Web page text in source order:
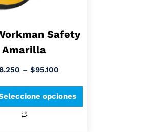
Safety
Amarilla
– $95.100
opciones